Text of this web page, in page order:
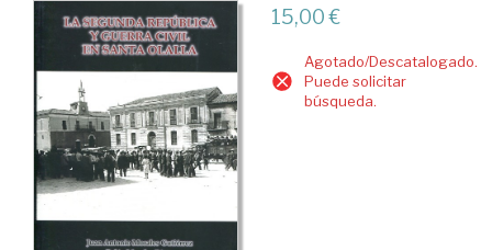
15,00 €
Agotado/Descatalogado.
Puede solicitar
búsqueda.